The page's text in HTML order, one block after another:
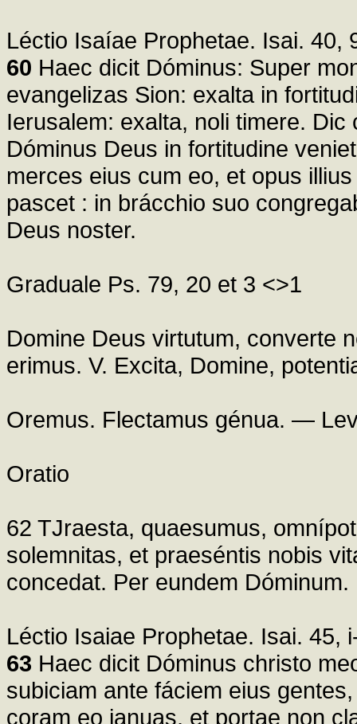
Léctio Isaíae Prophetae. Isai. 40,
60 Haec dicit Dóminus: Super
evangelizas Sion: exalta in
Ierusalem: exalta, noli timere.
Dóminus Deus in fortitudine
merces eius cum eo, et opus
pascet : in brácchio suo
Deus noster.
Graduale Ps. 79, 20 et 3 <>1
Domine Deus virtutum, converte
erimus. V. Excita, Domine,
Oremus. Flectamus génua. —
Oratio
62 TJraesta, quaesumus,
solemnitas, et praeséntis nobis
concedat. Per eundem Dóminum.
Léctio Isaiae Prophetae. Isai. 45,
63 Haec dicit Dóminus christo
subiciam ante fáciem eius
coram eo ianuas, et portae non